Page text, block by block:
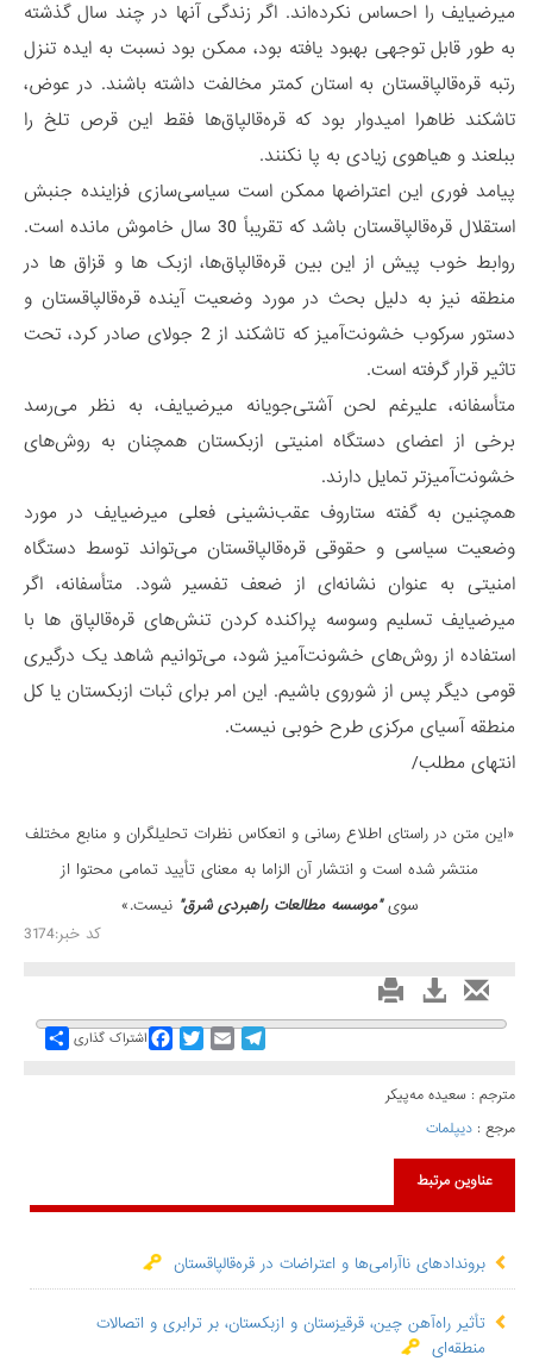
میرضیایف را احساس نکرده‌اند. اگر زندگی آنها در چند سال گذشته
به طور قابل توجهی بهبود یافته بود، ممکن بود نسبت به ایده تنزل
رتبه قره‌قالپاقستان به استان کمتر مخالفت داشته باشند. در عوض،
تاشکند ظاهرا امیدوار بود که قره‌قالپاق‌ها فقط این قرص تلخ را
ببلعند و هیاهوی زیادی به پا نکنند.
پیامد فوری این اعتراضها ممکن است سیاسی‌سازی فزاینده جنبش
استقلال قره‌قالپاقستان باشد که تقریباً 30 سال خاموش مانده است.
روابط خوب پیش از این بین قره‌قالپاق‌ها، ازبک ها و قزاق ها در
منطقه نیز به دلیل بحث در مورد وضعیت آینده قره‌قالپاقستان و
دستور سرکوب‌ خشونت‌آمیز که تاشکند از 2 جولای صادر کرد، تحت
تاثیر قرار گرفته است.
متأسفانه، علیرغم لحن آشتی‌جویانه میرضیایف، به نظر می‌رسد
برخی از اعضای دستگاه امنیتی ازبکستان همچنان به روش‌های
خشونت‌آمیزتر تمایل دارند.
همچنین به گفته ستاروف عقب‌نشینی فعلی میرضیایف در مورد
وضعیت سیاسی و حقوقی قره‌قالپاقستان می‌تواند توسط دستگاه
امنیتی به عنوان نشانه‌ای از ضعف تفسیر شود. متأسفانه، اگر
میرضیایف تسلیم وسوسه پراکنده کردن تنش‌های قره‌قالپاق ها با
استفاده از روش‌های خشونت‌آمیز شود، می‌توانیم شاهد یک درگیری
قومی دیگر پس از شوروی باشیم. این امر برای ثبات ازبکستان یا کل
منطقه آسیای مرکزی طرح خوبی نیست.
انتهای مطلب/
«این متن در راستای اطلاع رسانی و انعكاس نظرات تحليلگران و منابع مختلف
منتشر شده است و انتشار آن الزاما به معنای تأیید تمامی محتوا از
سوی"موسسه مطالعات راهبردی شرق" نیست.»
کد خبر:3174
Share اشتراک گذاری
FacebookTwitterEmail
Telegram
مترجم : سعیده مه‌پیکر
مرجع : دیپلمات
عناوین مرتبط
بروندادهای ناآرامی‌ها و اعتراضات در قره‌قالپاقستان
تأثیر راه‌آهن چین، قرقیزستان و ازبکستان، بر ترابری و اتصالات
منطقه‌ای